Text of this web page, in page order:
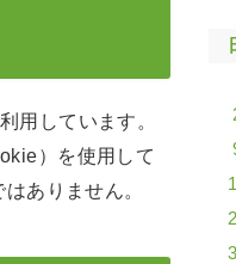
用しています。
）を使用して
ありません。